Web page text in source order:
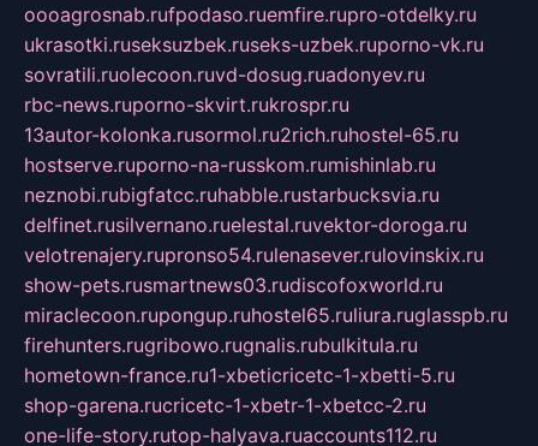
oooagrosnab.rufpodaso.ruemfire.rupro-otdelky.ru
ukrasotki.ruseksuzbek.ruseks-uzbek.ruporno-vk.ru
sovratili.ruolecoon.ruvd-dosug.ruadonyev.ru
rbc-news.ruporno-skvirt.rukrospr.ru
13autor-kolonka.rusormol.ru2rich.ruhostel-65.ru
hostserve.ruporno-na-russkom.rumishinlab.ru
neznobi.rubigfatcc.ruhabble.rustarbucksvia.ru
delfinet.rusilvernano.ruelestal.ruvektor-doroga.ru
velotrenajery.rupronso54.rulenasever.rulovinskix.ru
show-pets.rusmartnews03.rudiscofoxworld.ru
miraclecoon.rupongup.ruhostel65.ruliura.ruglasspb.ru
firehunters.rugribowo.rugnalis.rubulkitula.ru
hometown-france.ru1-xbeticricetc-1-xbetti-5.ru
shop-garena.rucricetc-1-xbetr-1-xbetcc-2.ru
one-life-story.rutop-halyava.ruaccounts112.ru